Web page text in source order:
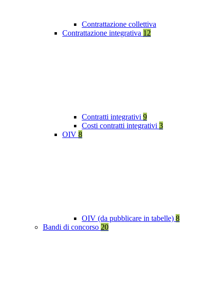
Contrattazione collettiva
Contrattazione integrativa 12
Contratti integrativi 9
Costi contratti integrativi 3
OIV 8
OIV (da pubblicare in tabelle) 8
Bandi di concorso 20